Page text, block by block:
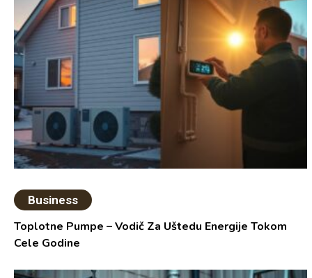
Business
Toplotne Pumpe – Vodič Za Uštedu Energije Tokom
Cele Godine